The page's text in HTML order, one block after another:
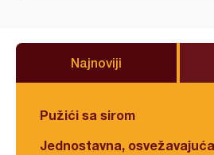
Najnoviji
Pužići sa sirom
Jednostavna,